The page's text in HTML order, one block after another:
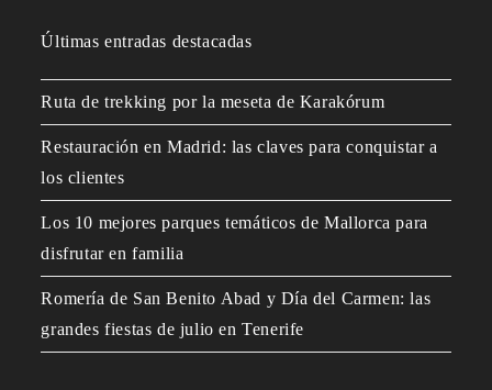
Últimas entradas destacadas
Ruta de trekking por la meseta de Karakórum
Restauración en Madrid: las claves para conquistar a
los clientes
Los 10 mejores parques temáticos de Mallorca para
disfrutar en familia
Romería de San Benito Abad y Día del Carmen: las
grandes fiestas de julio en Tenerife